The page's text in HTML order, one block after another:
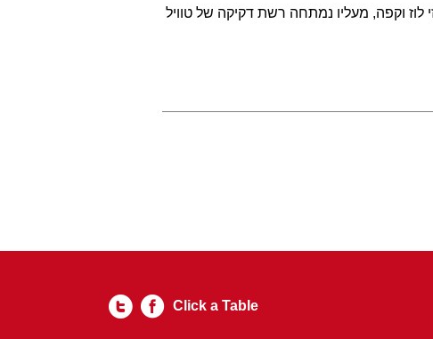
לוז וקפה, מעליו נמתחה רשת דקיקה של טוויל
Click a Table